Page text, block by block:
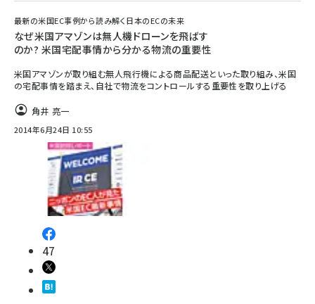
最新の米国EC事例から読み解く日本のECの未来
なぜ米国アマゾンは無人機ドローンを飛ばす
のか? 米国宅配事情から分かる物流の重要性
米国アマゾンが取り組む無人飛行機による商品配送といった取り組み、米国
の宅配事情を踏まえ、自社で物流をコントロールする重要性を取り上げる
角井 亮一
2014年6月24日 10:55
47